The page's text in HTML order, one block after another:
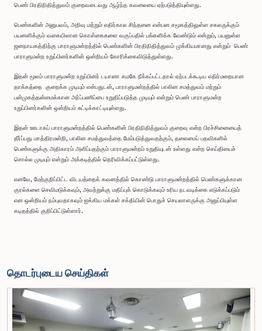
பெண் பிரதிநிதித்துவம் குறைவடைவது ஆழ்ந்த கவலையை ஏற்படுத்தியுள்ளது.
பெண்களின் அனுபவம், அறிவு மற்றும் எதிர்கால சிந்தனை என்பன சமூகத்திலுள்ள சகலருக்கும்
பயனளிக்கும் வகையிலான கொள்கைகளை வகுப்பதில் பங்களிக்க வேண்டும் என்றும், பயனுள்ள
ஜனநாயகத்திற்கு பாராளுமன்றத்தில் பெண்களின் பிரதிநிதித்துவம் முக்கியமானது என்றும் பெண்
பாராளுமன்ற உறுப்பினர்களின் ஒன்றியம் கோரிக்கைவிடுத்துள்ளது.
இதன் மூலம் பாராளுமன்ற உறுப்பினர் டயானா கமகே நீக்கப்பட்டதால் ஏற்படக்கூடிய எதிர்மறையான
தாக்கத்தை குறைக்க முடியும் என்பதுடன், பாராளுமன்றத்தில் பாலின சமத்துவம் மற்றும்
பன்முகத்தன்மைக்கான அர்ப்பணிப்பை உறுதிப்படுத்த முடியும் என்றும் பெண் பாராளுமன்ற
உறுப்பினர்களின் ஒன்றியம் சுட்டிக்காட்டியுள்ளது.
இதன் ஊடாகப் பாராளுமன்றத்தில் பெண்களின் பிரதிநிதித்துவம் குறைவு என்ற பிரச்சினையைத்
தீர்ப்பது மாத்திரமன்றி, பாலின சமத்துவத்தை மேம்படுத்துவதற்கும், தலைமைப் பதவிகளில்
பெண்களுக்கு அதிகாரம் அளிப்பதற்கும் பாராளுமன்றம் உறுதியுடன் உள்ளது என்ற செய்தியைச்
சொல்ல முடியும் என்றும் அக்கடித்தில் தெரிவிக்கப்பட்டுள்ளது.
எனவே, மேற்குறிப்பிட்ட விடயத்தைக் கவனத்தில் கொண்டு பாராளுமன்றத்தில் பெண்களுக்கான
குரல்களை செவிமடுக்கவும், அவற்றுக்கு மதிப்புக் கொடுக்கவும் உரிய நடவடிக்கை எடுக்கப்படும்
என ஒன்றியம் நம்புவதாகவும் ஐக்கிய மக்கள் சக்தியின் பொதுச் செயலாளருக்கு அனுப்பியுள்ள
கடிதத்தில் குறிப்பிட்டுள்ளார்.
தொடர்புடைய செய்திகள்